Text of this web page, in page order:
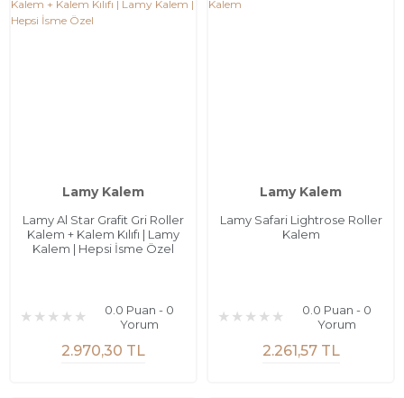
Lamy Kalem
Lamy Al Star Grafit Gri Roller
Kalem + Kalem Kılıfı | Lamy
Kalem | Hepsi İsme Özel
0.0 Puan - 0
Yorum
2.970,30 TL
Lamy Kalem
Lamy Safari Lightrose Roller
Kalem
0.0 Puan - 0
Yorum
2.261,57 TL